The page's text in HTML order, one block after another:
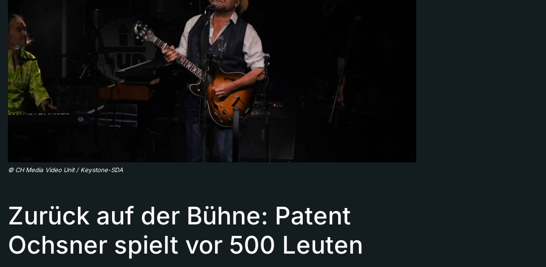
© CH Media Video Unit / Keystone-SDA
Zurück auf der Bühne: Patent
Ochsner spielt vor 500 Leuten